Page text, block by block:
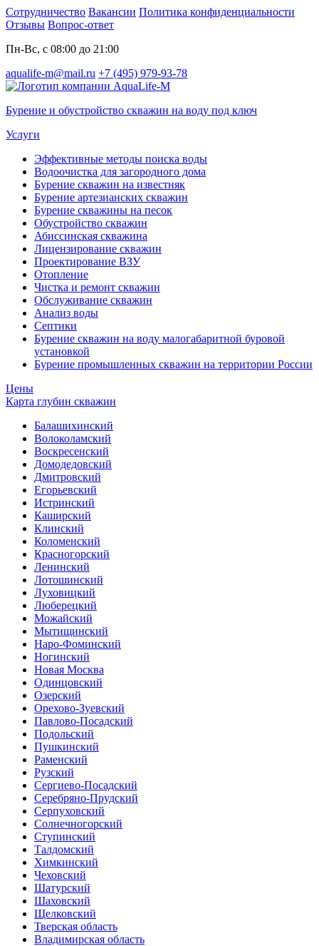
Сотрудничество Вакансии Политика конфиденциальности
Отзывы Вопрос-ответ
Пн-Вс, с 08:00 до 21:00
aqualife-m@mail.ru +7 (495) 979-93-78
Бурение и обустройство скважин на воду под ключ
Услуги
Эффективные методы поиска воды
Водоочистка для загородного дома
Бурение скважин на известняк
Бурение артезианских скважин
Бурение скважины на песок
Обустройство скважин
Абиссинская скважина
Лицензирование скважин
Проектирование ВЗУ
Отопление
Чистка и ремонт скважин
Обслуживание скважин
Анализ воды
Септики
Бурение скважин на воду малогабаритной буровой
установкой
Бурение промышленных скважин на территории России
Цены
Карта глубин скважин
Балашихинский
Волоколамский
Воскресенский
Домодедовский
Дмитровский
Егорьевский
Истринский
Каширский
Клинский
Коломенский
Красногорский
Ленинский
Лотошинский
Луховицкий
Люберецкий
Можайский
Мытищинский
Наро-Фоминский
Ногинский
Новая Москва
Одинцовский
Озерский
Орехово-Зуевский
Павлово-Посадский
Подольский
Пушкинский
Раменский
Рузский
Сергиево-Посадский
Серебряно-Прудский
Серпуховский
Солнечногорский
Ступинский
Талдомский
Химкинский
Чеховский
Шатурский
Шаховский
Щелковский
Тверская область
Владимирская область